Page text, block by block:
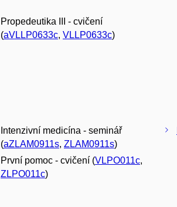
Propedeutika III - cvičení
(aVLLP0633c, VLLP0633c)
Intenzivní medicína - seminář
(aZLAM0911s, ZLAM0911s)
První pomoc - cvičení (VLPO011c,
ZLPO011c)